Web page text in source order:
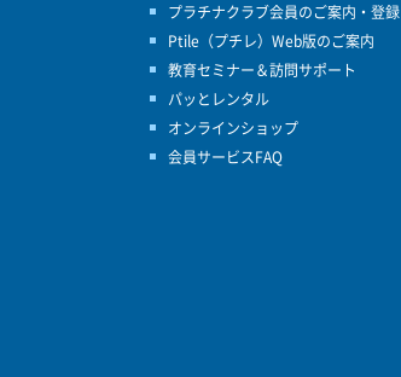
プラチナクラブ会員のご案内・登録
Ptile（プチレ）Web版のご案内
教育セミナー＆訪問サポート
パッとレンタル
オンラインショップ
会員サービスFAQ